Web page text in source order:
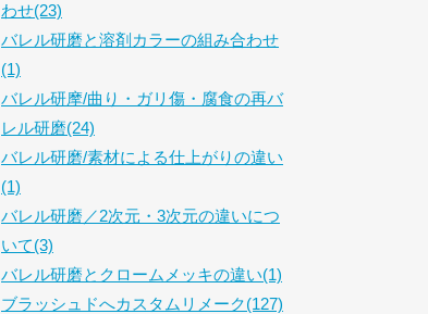
わせ(23)
バレル研磨と溶剤カラーの組み合わせ
(1)
バレル研摩/曲り・ガリ傷・腐食の再バ
レル研磨(24)
バレル研磨/素材による仕上がりの違い
(1)
バレル研磨／2次元・3次元の違いにつ
いて(3)
バレル研磨とクロームメッキの違い(1)
ブラッシュドへカスタムリメーク(127)